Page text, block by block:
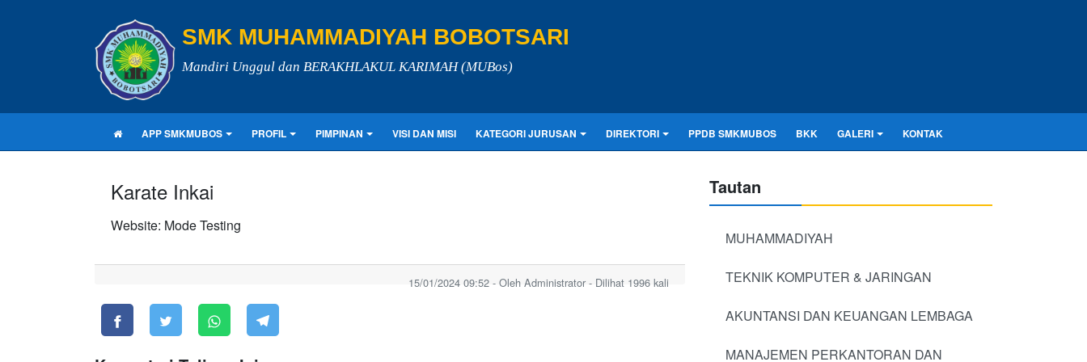
SMK MUHAMMADIYAH BOBOTSARI
Mandiri Unggul dan BERAKHLAKUL KARIMAH (MUBos)
APP SMKMUBOS PROFIL PIMPINAN VISI DAN MISI KATEGORI JURUSAN DIREKTORI PPDB SMKMUBOS BKK GALERI KONTAK
Karate Inkai
Website: Mode Testing
15/01/2024 09:52 - Oleh Administrator - Dilihat 1996 kali
Tautan
MUHAMMADIYAH
TEKNIK KOMPUTER & JARINGAN
AKUNTANSI DAN KEUANGAN LEMBAGA
MANAJEMEN PERKANTORAN DAN